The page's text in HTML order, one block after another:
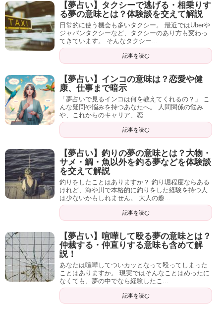
【夢占い】タクシーで逃げる・相乗りす
る夢の意味とは？体験談を交えて解説
日常的に使う機会も多いタクシー。 最近ではUberや
ジャパンタクシーなど、タクシーのあり方も変わっ
てきています。 そんなタクシー...
記事を読む
【夢占い】インコの意味は？恋愛や健
康、仕事まで暗示
「夢占いで見るインコは何を教えてくれるの？」 こ
んな疑問や悩みを持つあなたへ。 人間関係の悩み
や、これからのキャリア、恋...
記事を読む
【夢占い】釣りの夢の意味とは？大物・
サメ・鯛・魚以外を釣る夢などを体験談
を交えて解説
釣りをしたことはありますか？ 釣り堀程度ならある
けれど、海や川で本格的に釣りをした経験を持つ人
は少ないかもしれません。 大人の趣...
記事を読む
【夢占い】喧嘩して殴る夢の意味とは？
仲裁する・仲直りする意味も含めて解
説！
あなたは喧嘩してついカッとなって殴ってしまった
ことはありますか。 現実ではそんなことはめったに
なくても、夢の中でなら経験したこ...
記事を読む